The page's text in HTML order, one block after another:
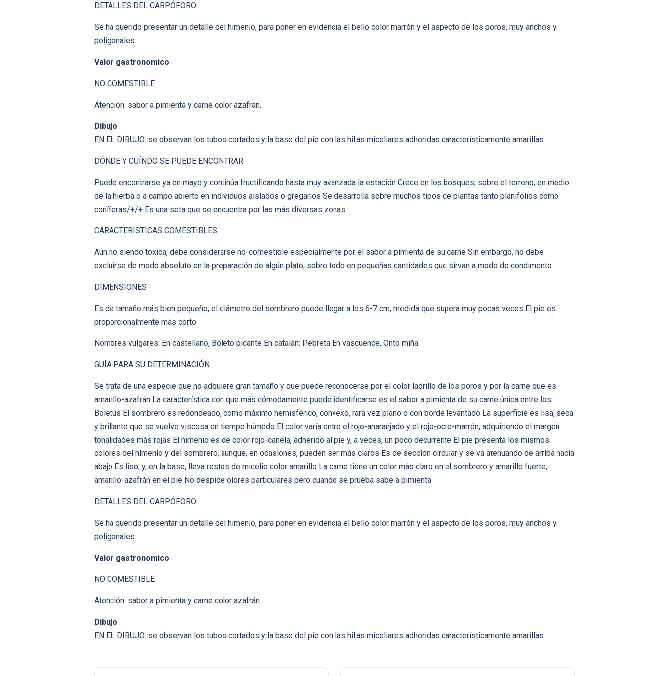
DETALLES DEL CARPÓFORO
Se ha querido presentar un detalle del himenio, para poner en evidencia el bello color marrón y el aspecto de los poros, muy anchos y
poligonales.
Valor gastronomico
NO COMESTIBLE
Atención: sabor a pimienta y carne color azafrán.
Dibujo
EN EL DIBUJO: se observan los tubos cortados y la base del pie con las hifas miceliares adheridas característicamente amarillas.
DÓNDE Y CUÍNDO SE PUEDE ENCONTRAR
Puede encontrarse ya en mayo y continúa fructificando hasta muy avanzada la estación Crece en los bosques, sobre el terreno, en medio
de la hierba o a campo abierto en individuos aislados o gregarios Se desarrolla sobre muchos tipos de plantas tanto planifolios como
coníferas/+/+ Es una seta que se encuentra por las más diversas zonas
CARACTERÍSTICAS COMESTIBLES
Aun no siendo tóxica, debe considerarse no-comestible especialmente por el sabor a pimienta de su carne Sin embargo, no debe
excluirse de modo absoluto en la preparación de algún plato, sobre todo en pequeñas cantidades que sirvan a modo de condimento
DIMENSIONES
Es de tamaño más bien pequeño; el diámetro del sombrero puede llegar a los 6-7 cm, medida que supera muy pocas veces El pie es
proporcionalmente más corto
Nombres vulgares: En castellano, Boleto picante En catalán: Pebreta En vascuence, Onto miña
GUÍA PARA SU DETERMINACIÓN
Se trata de una especie que no adquiere gran tamaño y que puede reconocerse por el color ladrillo de los poros y por la carne que es
amarillo-azafrán La característica con que más cómodamente puede identificarse es el sabor a pimienta de su carne única entre los
Boletus El sombrero es redondeado, como máximo hemisférico, convexo, rara vez plano o con borde levantado La superficie es lisa, seca
y brillante que se vuelve viscosa en tiempo húmedo El color varía entre el rojo-anaranjado y el rojo-ocre-marrón, adquiriendo el margen
tonalidades más rojas El himenio es de color rojo-canela, adherido al pie y, a veces, un poco decurrente El pie presenta los mismos
colores del himenio y del sombrero, aunque, en ocasiones, pueden ser más claros Es de sección circular y se va atenuando de arriba hacia
abajo Es liso, y, en la base, lleva restos de micelio color amarillo La carne tiene un color más claro en el sombrero y amarillo fuerte,
amarillo-azafrán en el pie No despide olores particulares pero cuando se prueba sabe a pimienta
DETALLES DEL CARPÓFORO
Se ha querido presentar un detalle del himenio, para poner en evidencia el bello color marrón y el aspecto de los poros, muy anchos y
poligonales
Valor gastronomico
NO COMESTIBLE
Atención: sabor a pimienta y carne color azafrán
Dibujo
EN EL DIBUJO: se observan los tubos cortados y la base del pie con las hifas miceliares adheridas característicamente amarillas